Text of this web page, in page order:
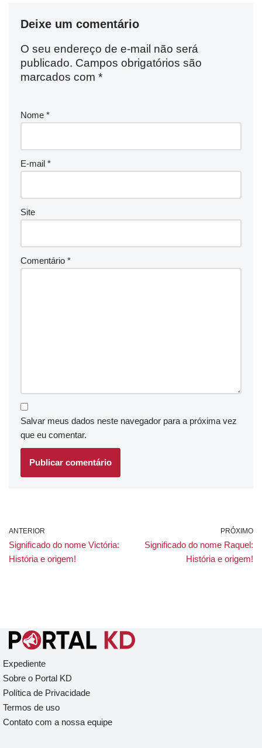
Deixe um comentário
O seu endereço de e-mail não será
publicado. Campos obrigatórios são
marcados com *
Nome *
E-mail *
Site
Comentário *
Salvar meus dados neste navegador para a próxima vez
que eu comentar.
ANTERIOR
Significado do nome Victória:
História e origem!
PRÓXIMO
Significado do nome Raquel:
História e origem!
Expediente
Sobre o Portal KD
Política de Privacidade
Termos de uso
Contato com a nossa equipe